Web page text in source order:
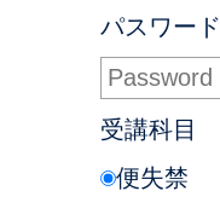
パスワード
受講科目
便失禁